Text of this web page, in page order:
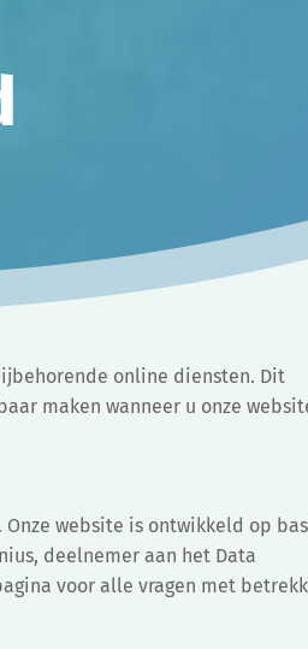
online diensten. Dit
maken wanneer u onze
Onze website is ontwikkeld op
deelnemer aan het Data
voor alle vragen met